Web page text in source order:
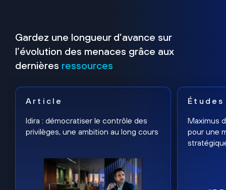
Gardez une longueur d’avance sur
l’évolution des menaces grâce aux
dernières ressources
Article
Idira : démocratiser le contrôle des
privilèges, une ambition au long cours
Études
Maximus
pour une